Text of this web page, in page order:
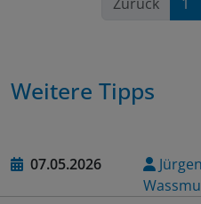
Weitere Tipps
07.05.2026
Jürgen